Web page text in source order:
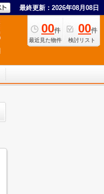
最終更新：2026年08月08日
00件
最近見た物件
00件
検討リスト